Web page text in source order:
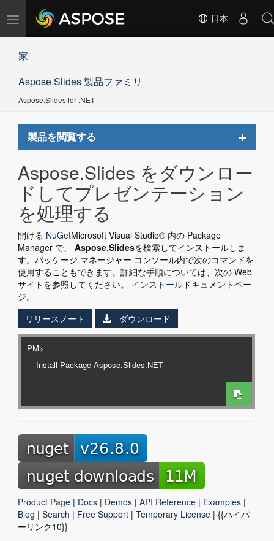
ナ
ー
ョ
の
日本
家
Aspose.Slides 製品ファミリ
Aspose.Slides for .NET
製品を閲覧する
Toggle
Aspose.Slides をダウンロー
ドしてプレゼンテーション
を処理する
開ける NuGetMicrosoft Visual Studio® 内の Package
Manager で、 Aspose.Slidesを検索してインストールしま
す。パッケージ マネージャー コンソール内で次のコマンドを
使用することもできます。詳細な手順については、次の Web
サイトを参照してください。 インストール ドキュメントペー
ジ。
リリースノート
ダウンロード
PM>
Product Page | Docs | Demos | API Reference | Examples |
Blog | Search | Free Support | Temporary License | {{ハイパ
ーリンク10}}